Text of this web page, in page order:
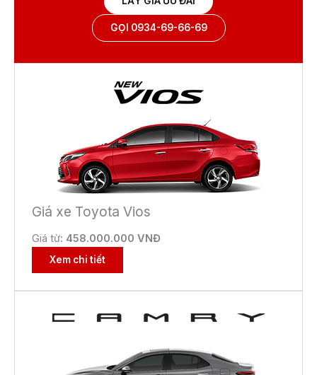
GỌI 0934-69-66-69
Giá xe Toyota Vios
Giá từ: 458.000.000 VNĐ
Xem chi tiết